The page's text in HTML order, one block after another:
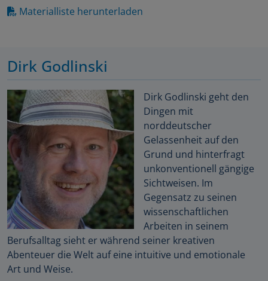
Materialliste herunterladen
Dirk Godlinski
Dirk Godlinski geht den
Dingen mit
norddeutscher
Gelassenheit auf den
Grund und hinterfragt
unkonventionell gängige
Sichtweisen. Im
Gegensatz zu seinen
wissenschaftlichen
Arbeiten in seinem
Berufsalltag sieht er während seiner kreativen
Abenteuer die Welt auf eine intuitive und emotionale
Art und Weise.